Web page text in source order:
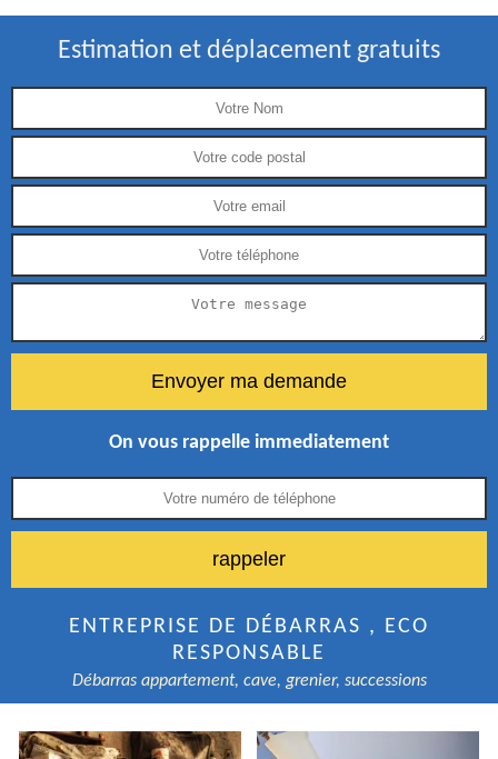
Estimation et déplacement gratuits
On vous rappelle immediatement
ENTREPRISE DE DÉBARRAS , ECO
RESPONSABLE
Débarras appartement, cave, grenier, successions